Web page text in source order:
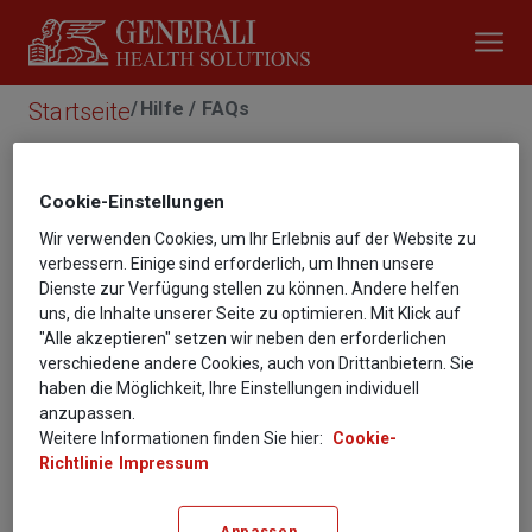
Startseite Hilfe / FAQs
Fragen und Antworten
Wie melden Sie sich an?
Wo bekommen Sie Ihren Zugangs-Code?
Wo sehen Sie die Programme, für die Sie
Cookie-­Einstellungen
Wir verwenden Cookies, um Ihr Erlebnis auf der Website zu
verbessern. Einige sind erforderlich, um Ihnen unsere
Dienste zur Verfügung stellen zu können. Andere helfen
uns, die Inhalte unserer Seite zu optimieren. Mit Klick auf
"Alle akzeptieren" setzen wir neben den erforderlichen
verschiedene andere Cookies, auch von Drittanbietern. Sie
haben die Möglichkeit, Ihre Einstellungen individuell
anzupassen.
Weitere Informationen finden Sie hier:
Cookie-
Richtlinie
Impressum